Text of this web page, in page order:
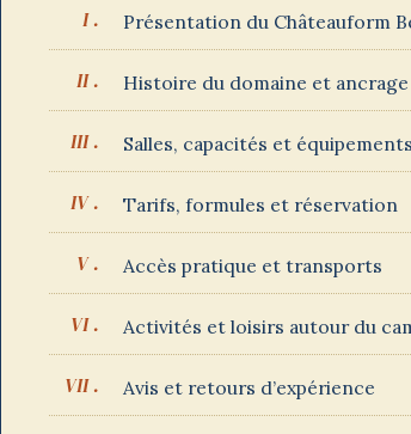
Présentation du Châteauform
Histoire du domaine et
Salles, capacités et
Tarifs, formules et réservation
Accès pratique et transports
Activités et loisirs autour du
Avis et retours d’expérience